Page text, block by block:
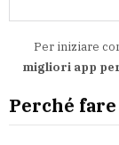
Per iniziare
migliori app
Perché